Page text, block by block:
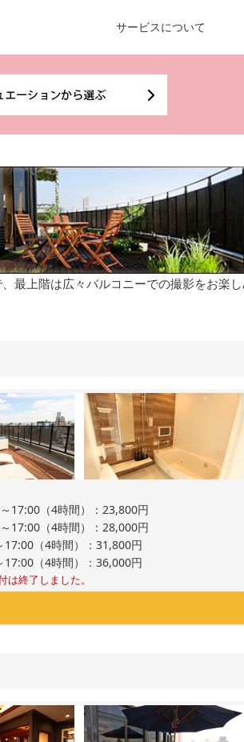
サービスについて
最上階は広々バルコニーでの撮影をお楽
17:00（4時間）：23,800円
17:00（4時間）：28,000円
17:00（4時間）：31,800円
17:00（4時間）：36,000円
終了しました。